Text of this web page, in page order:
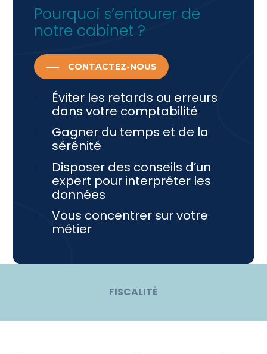
Pourquoi s’entourer de
notre cabinet ?
CONTACTEZ-NOUS
Éviter les retards ou erreurs
dans votre comptabilité
Gagner du temps et de la
sérénité
Disposer des conseils d’un
expert pour interpréter les
données
Vous concentrer sur votre
métier
FISCALITÉ